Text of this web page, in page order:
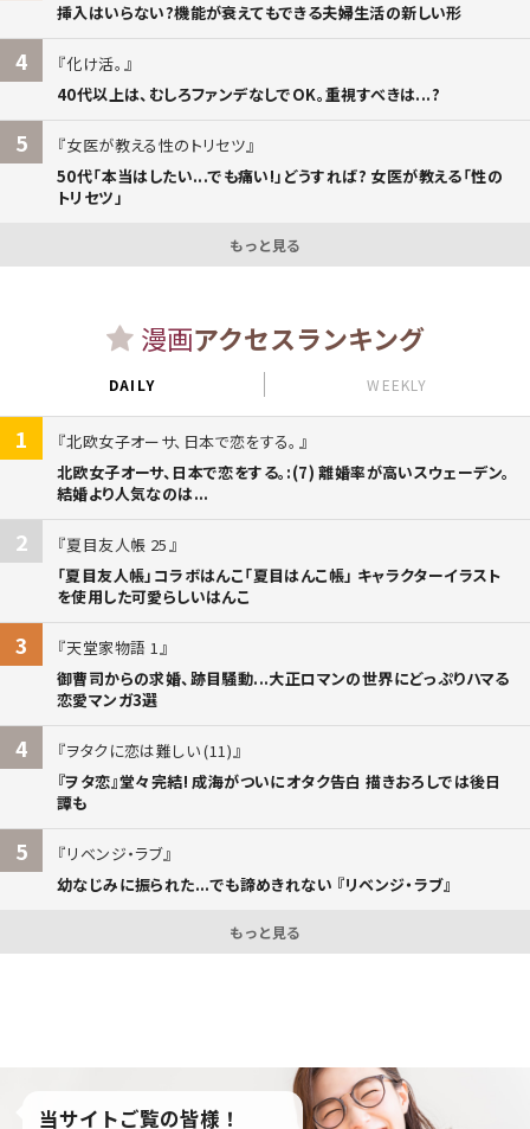
挿入はいらない?機能が衰えてもできる夫婦生活の新しい形
4
化け活。
40代以上は、むしろファンデなしでOK。重視すべきは...?
5
女医が教える性のトリセツ
50代「本当はしたい...でも痛い!」どうすれば? 女医が教える「性の
トリセツ」
もっと見る
漫画アクセスランキング
DAILY WEEKLY
1
北欧女子オーサ、日本で恋をする。
北欧女子オーサ、日本で恋をする。:(7) 離婚率が高いスウェーデン。
結婚より人気なのは...
2
夏目友人帳 25
「夏目友人帳」コラボはんこ「夏目はんこ帳」 キャラクターイラスト
を使用した可愛らしいはんこ
3
天堂家物語 1
御曹司からの求婚、跡目騒動...大正ロマンの世界にどっぷりハマる
恋愛マンガ3選
4
ヲタクに恋は難しい (11)
『ヲタ恋』堂々完結! 成海がついにオタク告白 描きおろしでは後日
譚も
5
リベンジ・ラブ
幼なじみに振られた...でも諦めきれない 『リベンジ・ラブ』
もっと見る
当サイトご覧の皆様！